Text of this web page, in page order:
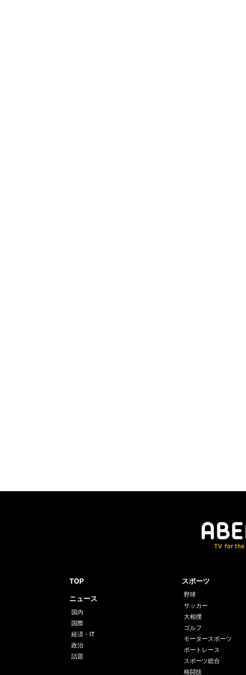
TOP
ニュース
国内
国際
経済・IT
政治
話題
スポーツ
野球
サッカー
大相撲
ゴルフ
モータースポーツ
ボートレース
スポーツ総合
格闘技